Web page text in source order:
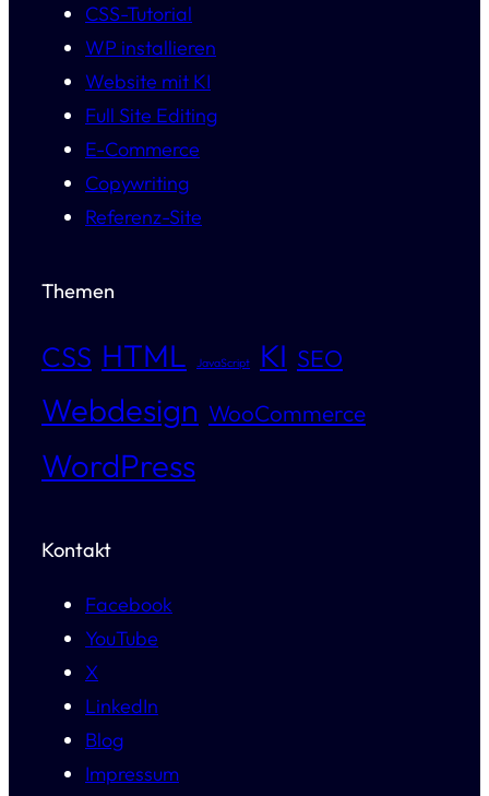
CSS-Tutorial
WP installieren
Website mit KI
Full Site Editing
E-Commerce
Copywriting
Referenz-Site
Themen
CSS HTML JavaScript KI SEO
Webdesign WooCommerce
WordPress
Kontakt
Facebook
YouTube
X
LinkedIn
Blog
Impressum